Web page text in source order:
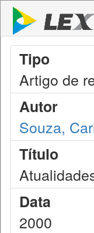
Tipo
Artigo de
Autor
Souza,
Título
Data
2000